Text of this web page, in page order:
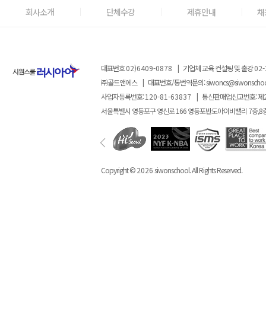
회사소개 단체수강 제휴안내
대표번호02)6409-0878 | 기업체 교육 컨설팅 및 출강
㈜골드앤에스 | 대표번호/통번역문의:
사업자등록번호:120-81-63837 | 통신판매업신고번호: 제
서울특별시 영등포구 영신로 166 영등포반도아이비밸리 7층,8
Copyright ©2026siwonschool. All Rights Reserved.